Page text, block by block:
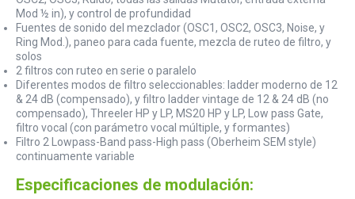
Mod ½ in), y control de profundidad
Fuentes de sonido del mezclador (OSC1, OSC2, OSC3, Noise, y
Ring Mod.), paneo para cada fuente, mezcla de ruteo de filtro, y
solos
2 filtros con ruteo en serie o paralelo
Diferentes modos de filtro seleccionables: ladder moderno de 12
& 24 dB (compensado), y filtro ladder vintage de 12 & 24 dB (no
compensado), Threeler HP y LP, MS20 HP y LP, Low pass Gate,
filtro vocal (con parámetro vocal múltiple, y formantes)
Filtro 2 Lowpass-Band pass-High pass (Oberheim SEM style)
continuamente variable
Especificaciones de modulación: